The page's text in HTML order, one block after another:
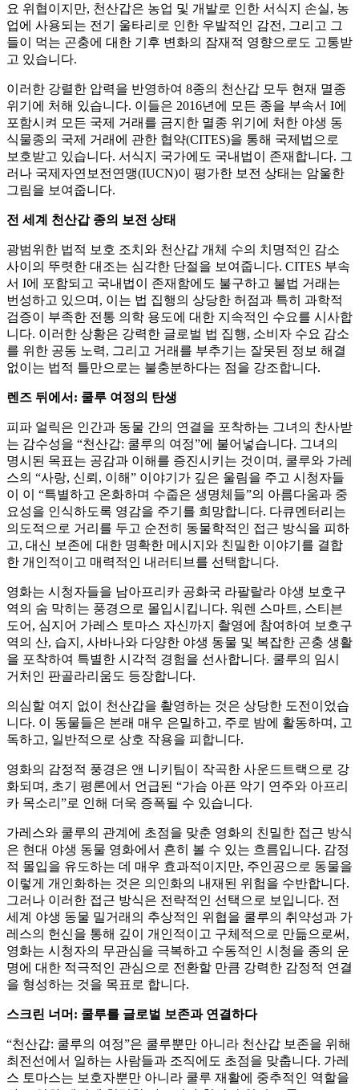
요 위협이지만, 천산갑은 농업 및 개발로 인한 서식지 손실, 농
업에 사용되는 전기 울타리로 인한 우발적인 감전, 그리고 그
들이 먹는 곤충에 대한 기후 변화의 잠재적 영향으로도 고통받
고 있습니다.
이러한 강렬한 압력을 반영하여 8종의 천산갑 모두 현재 멸종
위기에 처해 있습니다. 이들은 2016년에 모든 종을 부속서 I에
포함시켜 모든 국제 거래를 금지한 멸종 위기에 처한 야생 동
식물종의 국제 거래에 관한 협약(CITES)을 통해 국제법으로
보호받고 있습니다. 서식지 국가에도 국내법이 존재합니다. 그
러나 국제자연보전연맹(IUCN)이 평가한 보전 상태는 암울한
그림을 보여줍니다.
전 세계 천산갑 종의 보전 상태
광범위한 법적 보호 조치와 천산갑 개체 수의 치명적인 감소
사이의 뚜렷한 대조는 심각한 단절을 보여줍니다. CITES 부속
서 I에 포함되고 국내법이 존재함에도 불구하고 불법 거래는
번성하고 있으며, 이는 법 집행의 상당한 허점과 특히 과학적
검증이 부족한 전통 의학 용도에 대한 지속적인 수요를 시사합
니다. 이러한 상황은 강력한 글로벌 법 집행, 소비자 수요 감소
를 위한 공동 노력, 그리고 거래를 부추기는 잘못된 정보 해결
없이는 법적 틀만으로는 불충분하다는 점을 강조합니다.
렌즈 뒤에서: 쿨루 여정의 탄생
피파 얼릭은 인간과 동물 간의 연결을 포착하는 그녀의 찬사받
는 감수성을 “천산갑: 쿨루의 여정”에 불어넣습니다. 그녀의
명시된 목표는 공감과 이해를 증진시키는 것이며, 쿨루와 가레
스의 “사랑, 신뢰, 이해” 이야기가 깊은 울림을 주고 시청자들
이 이 “특별하고 온화하며 수줍은 생명체들”의 아름다움과 중
요성을 인식하도록 영감을 주기를 희망합니다. 다큐멘터리는
의도적으로 거리를 두고 순전히 동물학적인 접근 방식을 피하
고, 대신 보존에 대한 명확한 메시지와 친밀한 이야기를 결합
한 개인적이고 매력적인 내러티브를 선택합니다.
영화는 시청자들을 남아프리카 공화국 라팔랄라 야생 보호구
역의 숨 막히는 풍경으로 몰입시킵니다. 워렌 스마트, 스티븐
도어, 심지어 가레스 토마스 자신까지 촬영에 참여하여 보호구
역의 산, 습지, 사바나와 다양한 야생 동물 및 복잡한 곤충 생활
을 포착하여 특별한 시각적 경험을 선사합니다. 쿨루의 임시
거처인 판골라리움도 등장합니다.
의심할 여지 없이 천산갑을 촬영하는 것은 상당한 도전이었습
니다. 이 동물들은 본래 매우 은밀하고, 주로 밤에 활동하며, 고
독하고, 일반적으로 상호 작용을 피합니다.
영화의 감정적 풍경은 앤 니키팀이 작곡한 사운드트랙으로 강
화되며, 초기 평론에서 언급된 “가슴 아픈 악기 연주와 아프리
카 목소리”로 인해 더욱 증폭될 수 있습니다.
가레스와 쿨루의 관계에 초점을 맞춘 영화의 친밀한 접근 방식
은 현대 야생 동물 영화에서 흔히 볼 수 있는 흐름입니다. 감정
적 몰입을 유도하는 데 매우 효과적이지만, 주인공으로 동물을
이렇게 개인화하는 것은 의인화의 내재된 위험을 수반합니다.
그러나 이러한 접근 방식은 전략적인 선택으로 보입니다. 전
세계 야생 동물 밀거래의 추상적인 위협을 쿨루의 취약성과 가
레스의 헌신을 통해 깊이 개인적이고 구체적으로 만듦으로써,
영화는 시청자의 무관심을 극복하고 수동적인 시청을 종의 운
명에 대한 적극적인 관심으로 전환할 만큼 강력한 감정적 연결
을 형성하는 것을 목표로 합니다.
스크린 너머: 쿨루를 글로벌 보존과 연결하다
“천산갑: 쿨루의 여정”은 쿨루뿐만 아니라 천산갑 보존을 위해
최전선에서 일하는 사람들과 조직에도 초점을 맞춥니다. 가레
스 토마스는 보호자뿐만 아니라 쿨루 재활에 중추적인 역할을